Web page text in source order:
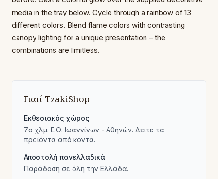
media in the tray below. Cycle through a rainbow of 13
different colors. Blend flame colors with contrasting
canopy lighting for a unique presentation – the
combinations are limitless.
Γιατί TzakiShop
Εκθεσιακός χώρος
7ο χλμ. Ε.Ο. Ιωαννίνων - Αθηνών. Δείτε τα
προϊόντα από κοντά.
Αποστολή πανελλαδικά
Παράδοση σε όλη την Ελλάδα.